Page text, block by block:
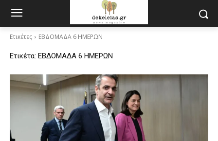
Ετικέτες ΕΒΔΟΜΑΔΑ 6 ΗΜΕΡΩΝ
Ετικέτα: ΕΒΔΟΜΑΔΑ 6 ΗΜΕΡΩΝ